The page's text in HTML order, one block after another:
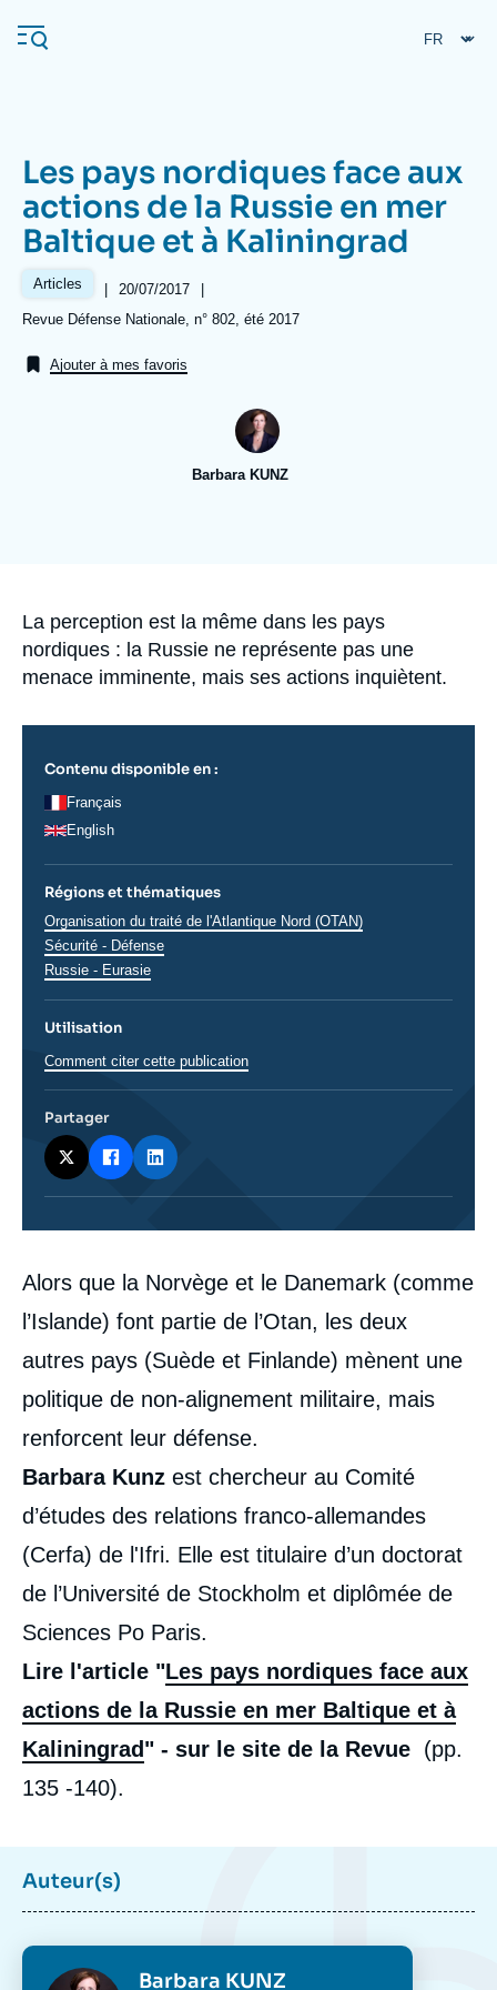
au
contenu
Navigation
principale
L'Ifri
Analyses
Les pays nordiques face aux
actions de la Russie en mer
Baltique et à Kaliningrad
Articles |
Date
de
20/07/2017
|
Références
Revue Défense Nationale, n° 802, été 2017
Ajouter à mes favoris
Barbara KUNZ
Accroche
La perception est la même dans les pays
nordiques : la Russie ne représente pas une
menace imminente, mais ses actions inquiètent.
Corps
analyses
Alors que la Norvège et le Danemark (comme
l’Islande) font partie de l’Otan, les deux
autres pays (Suède et Finlande) mènent une
politique de non-alignement militaire, mais
renforcent leur défense.
Barbara Kunz est chercheur au Comité
d’études des relations franco-allemandes
(Cerfa) de l'Ifri. Elle est titulaire d’un doctorat
de l’Université de Stockholm et diplômée de
Sciences Po Paris.
Lire l'article "Les pays nordiques face aux
actions de la Russie en mer Baltique et à
Kaliningrad" - sur le site de la Revue (pp.
135 -140).
Contenu disponible en :
Français
English
Régions et thématiques
Thématiques
analyses
Organisation du traité de l'Atlantique Nord (OTAN)
Sécurité - Défense
Régions
Russie - Eurasie
Utilisation
Comment citer cette publication
Partager
Auteur(s)
Photo Barbara KUNZ